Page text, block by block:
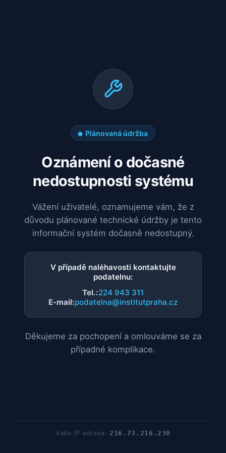
Plánovaná údržba
Oznámení o dočasné
nedostupnosti systému
Vážení uživatelé, oznamujeme vám, že z
důvodu plánované technické údržby je tento
informační systém dočasně nedostupný.
V případě naléhavosti kontaktujte
podatelnu:
Tel.:224 943 311
E-mail:podatelna@institutpraha.cz
Děkujeme za pochopení a omlouváme se za
případné komplikace.
Vaše IP adresa:216.73.216.238